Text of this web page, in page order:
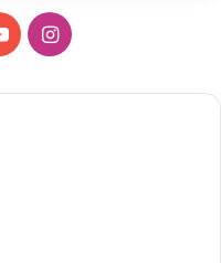
YouTubeInstagram